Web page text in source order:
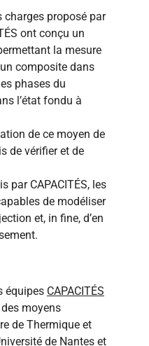
charges proposé par
ont conçu un
la mesure
composite dans
phases du
l’état fondu à
de ce moyen de
de vérifier et de
par CAPACITÉS, les
de modéliser
et, in fine, d’en
équipes CAPACITÉS
moyens
de Thermique et
de Nantes et